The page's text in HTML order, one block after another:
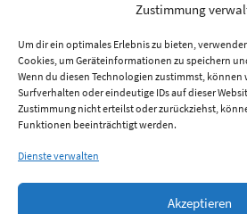
Zustimmung
Um dir ein optimales Erlebnis zu bieten,
Cookies, um Geräteinformationen zu speichern
Wenn du diesen Technologien zustimmst, können
Surfverhalten oder eindeutige IDs auf dieser
Zustimmung nicht erteilst oder zurückziehst,
Funktionen beeinträchtigt werden.
Dienste verwalten
Akzeptieren